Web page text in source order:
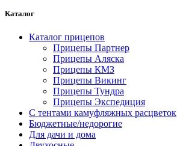
Каталог
Каталог прицепов
Прицепы Партнер
Прицепы Аляска
Прицепы КМЗ
Прицепы Викинг
Прицепы Тундра
Прицепы Экспедиция
C тентами камуфляжных расцветок
Бюджетные/недорогие
Для дачи и дома